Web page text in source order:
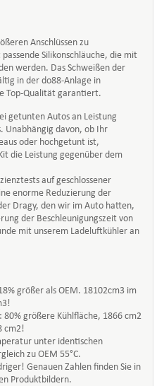
Anschlüssen zu
Silikonschläuche, die mit
werden. Das Schweißen der
in der do88-Anlage in
Top-Qualität garantiert.
getunten Autos an Leistung
Unabhängig davon, ob Ihr
oder hochgetunt ist,
die Leistung gegenüber dem
auf geschlossener
enorme Reduzierung der
Dragy, den wir im Auto hatten,
der Beschleunigungszeit von
mit unserem Ladeluftkühler an
größer als OEM. 18102cm3 im
80% größere Kühlfläche, 1866 cm2
cm2!
unter identischen
zu OEM 55°C.
Genauen Zahlen finden Sie in
Produktbildern.